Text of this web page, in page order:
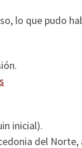
lo que pudo
inicial).
del